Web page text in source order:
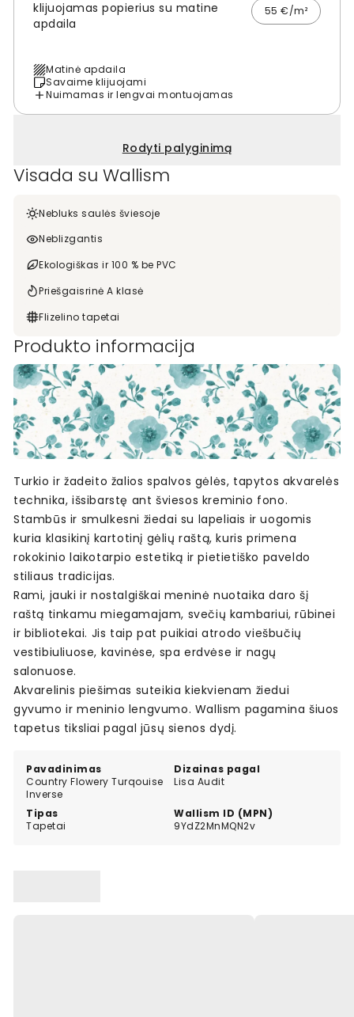
klijuojamas popierius su matine
apdaila
55 €/m²
Matinė apdaila
Savaime klijuojami
Nuimamas ir lengvai montuojamas
Rodyti palyginimą
Visada su Wallism
Nebluks saulės šviesoje
Neblizgantis
Ekologiškas ir 100 % be PVC
Priešgaisrinė A klasė
Flizelino tapetai
Produkto informacija
Pavadinimas
Country Flowery Turqouise
Inverse
Dizainas pagal
Lisa Audit
Tipas
Tapetai
Wallism ID (MPN)
9YdZ2MnMQN2v
Turkio ir žadeito žalios spalvos gėlės, tapytos akvarelės
technika, išsibarstę ant šviesos kreminio fono.
Stambūs ir smulkesni žiedai su lapeliais ir uogomis
kuria klasikinį kartotinį gėlių raštą, kuris primena
rokokinio laikotarpio estetiką ir pietietiško paveldo
stiliaus tradicijas.
Rami, jauki ir nostalgiškai meninė nuotaika daro šį
raštą tinkamu miegamajam, svečių kambariui, rūbinei
ir bibliotekai. Jis taip pat puikiai atrodo viešbučių
vestibiuliuose, kavinėse, spa erdvėse ir nagų
salonuose.
Akvarelinis piešimas suteikia kiekvienam žiedui
gyvumo ir meninio lengvumo. Wallism pagamina šiuos
tapetus tiksliai pagal jūsų sienos dydį.